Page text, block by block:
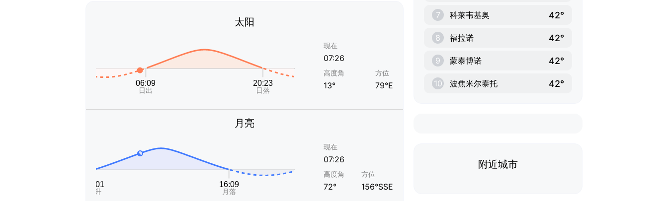
太阳
现在
07:26
高度角
13°
方位
79°E
月亮
现在
07:26
高度角
72°
方位
156°SSE
7 科莱韦基奥 42°
8 福拉诺 42°
9 蒙泰博诺 42°
10 波焦米尔泰托 42°
附近城市